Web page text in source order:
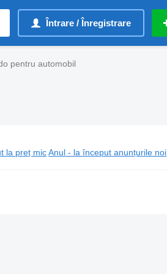
Întrare / Înregistrare
pentru automobil
la preț mic Anul - la început anunțurile noi